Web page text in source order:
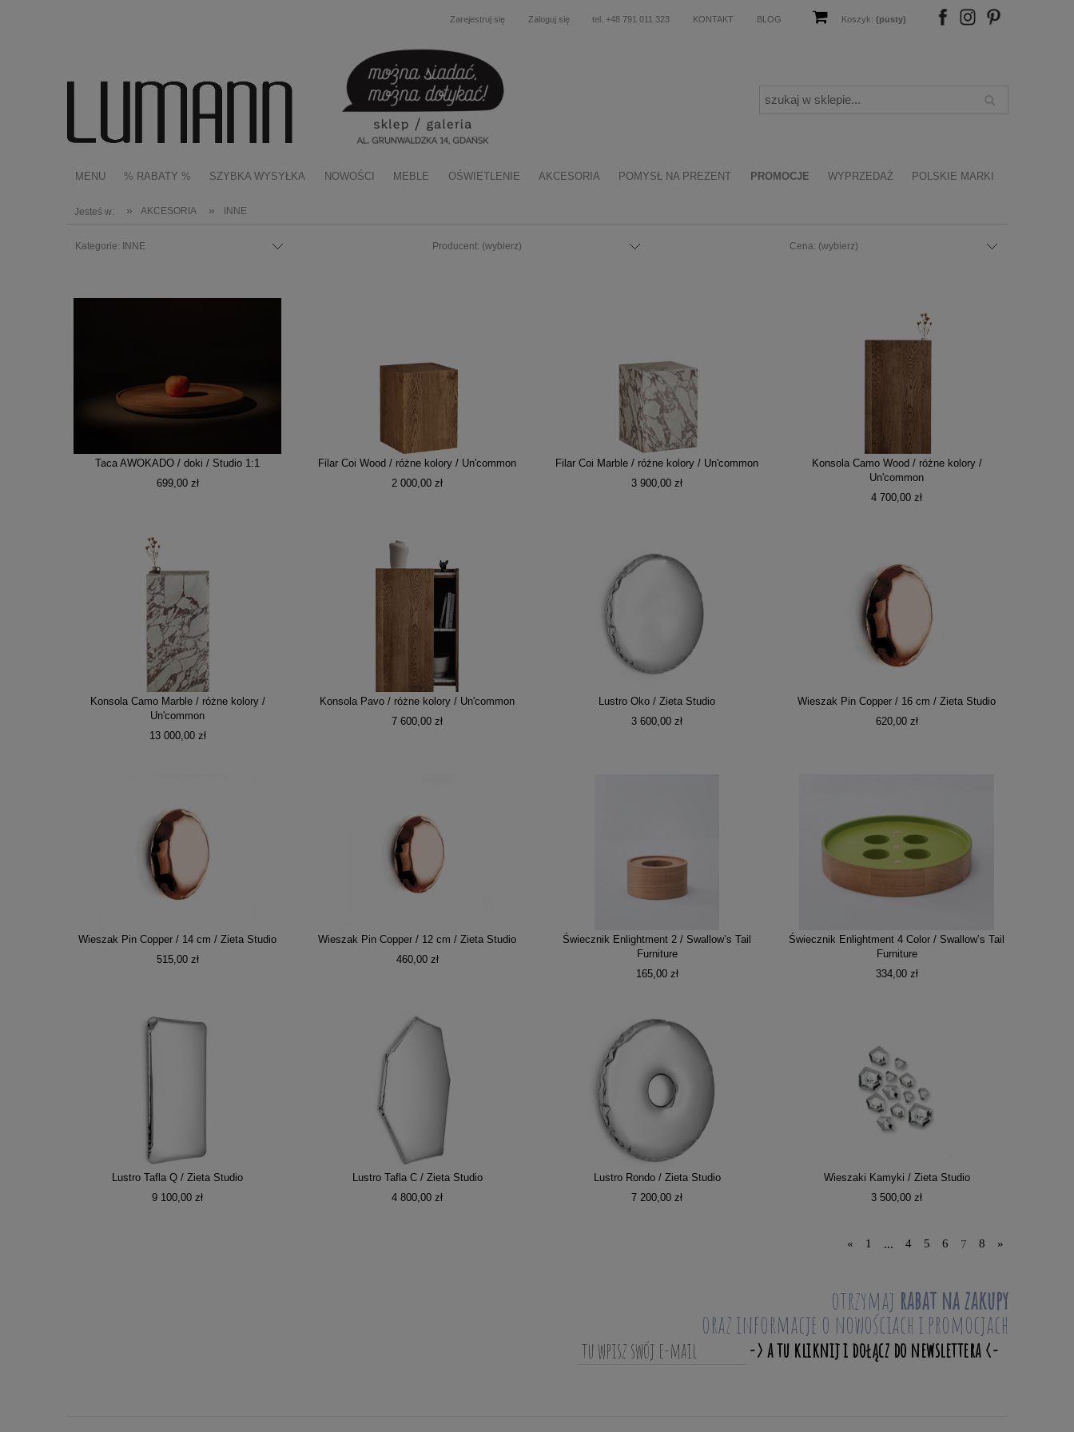
Zarejestruj się Zaloguj się tel. +48 791 011 323 KONTAKT BLOG Koszyk: (pusty) FB IN
MENU % RABATY % SZYBKA WYSYŁKA NOWOŚCI MEBLE OŚWIETLENIE AKCESORIA POMYSŁ NA PREZENT PROMOCJE WYPRZEDAŻ POLSKIE MARKI
Jesteś w: » AKCESORIA » INNE
Kategorie: INNE Producent: (wybierz) Cena: (wybierz)
Taca AWOKADO / doki / Studio 1:1
699,00 zł
Filar Coi Wood / różne kolory / Un'common
2 000,00 zł
Filar Coi Marble / różne kolory / Un'common
3 900,00 zł
Konsola Camo Wood / różne kolory /
Un'common
4 700,00 zł
Konsola Camo Marble / różne kolory /
Un'common
13 000,00 zł
Konsola Pavo / różne kolory / Un'common
7 600,00 zł
Lustro Oko / Zieta Studio
3 600,00 zł
Wieszak Pin Copper / 16 cm / Zieta Studio
620,00 zł
Wieszak Pin Copper / 14 cm / Zieta Studio
515,00 zł
Wieszak Pin Copper / 12 cm / Zieta Studio
460,00 zł
Świecznik Enlightment 2 / Swallow’s Tail
Furniture
165,00 zł
Świecznik Enlightment 4 Color / Swallow’s Tail
Furniture
334,00 zł
Lustro Tafla Q / Zieta Studio
9 100,00 zł
Lustro Tafla C / Zieta Studio
4 800,00 zł
Lustro Rondo / Zieta Studio
7 200,00 zł
Wieszaki Kamyki / Zieta Studio
3 500,00 zł
« 1 ... 4 5 6 7 8 »
otrzymaj rabat na zakupy
oraz informacje o nowościach i promocjach